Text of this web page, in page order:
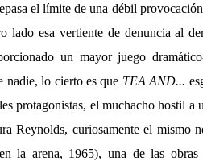
el límite de una débil
lado esa vertiente de denuncia al
un mayor juego
nadie, lo cierto es que TEA AND...
protagonistas, el muchacho hostil
Reynolds, curiosamente el mismo
la arena, 1965), una de las obras